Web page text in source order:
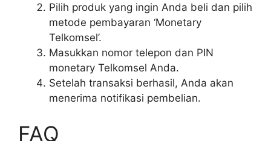
Pilih produk yang ingin Anda beli dan pilih
metode pembayaran ‘Monetary
Telkomsel’.
Masukkan nomor telepon dan PIN
monetary Telkomsel Anda.
Setelah transaksi berhasil, Anda akan
menerima notifikasi pembelian.
FAQ